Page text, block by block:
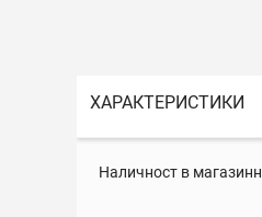
ХАРАКТЕРИСТИКИ
Наличност в